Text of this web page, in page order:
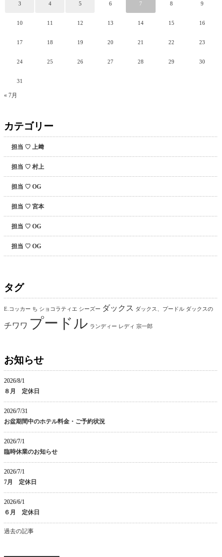
3 4 5 6 7 8 9
10 11 12 13 14 15 16
17 18 19 20 21 22 23
24 25 26 27 28 29 30
31
« 7月
カテゴリー
担当 ♡ 上﨑
担当 ♡ 村上
担当 ♡ OG
担当 ♡ 宮本
担当 ♡ OG
担当 ♡ OG
タグ
E.コッカー ち ショコラティエ シーズー ダックス ダックス、プードル ダックスの
チワワ プードル ランディー レディ 宗一郎
お知らせ
2026/8/1
８月 定休日
2026/7/31
お盆期間中のホテル料金・ご予約状況
2026/7/1
臨時休業のお知らせ
2026/7/1
7月 定休日
2026/6/1
６月 定休日
過去の記事